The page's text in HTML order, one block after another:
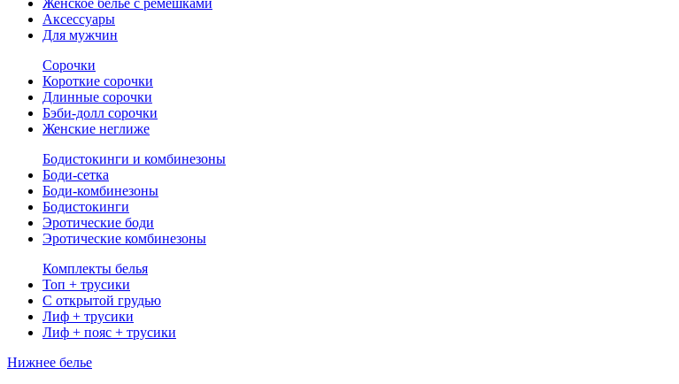
Женское белье с ремешками
Аксессуары
Для мужчин
Сорочки
Короткие сорочки
Длинные сорочки
Бэби-долл сорочки
Женские неглиже
Бодистокинги и комбинезоны
Боди-сетка
Боди-комбинезоны
Бодистокинги
Эротические боди
Эротические комбинезоны
Комплекты белья
Топ + трусики
С открытой грудью
Лиф + трусики
Лиф + пояс + трусики
Нижнее белье